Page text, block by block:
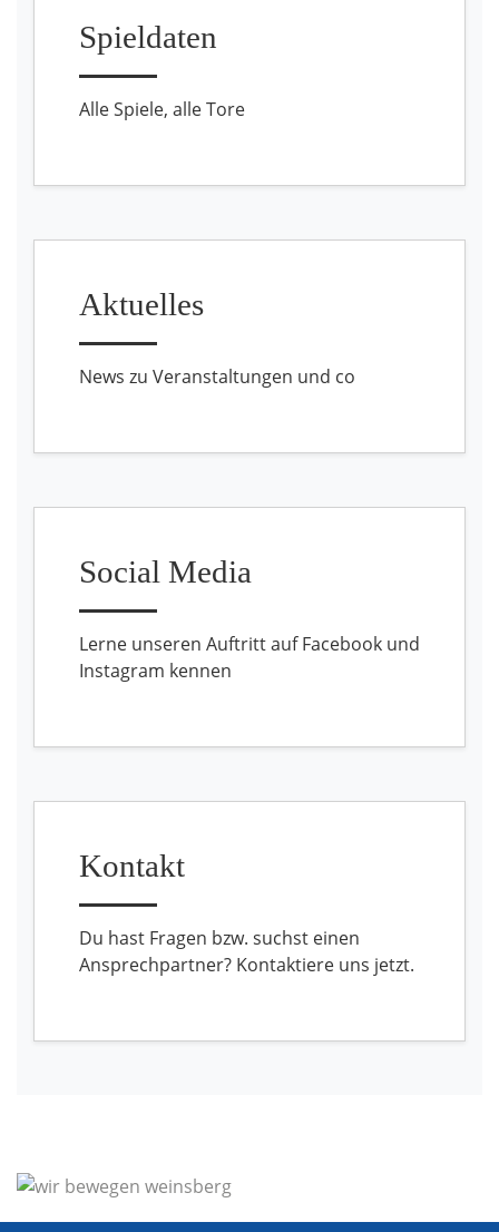
Spieldaten
Alle Spiele, alle Tore
Aktuelles
News zu Veranstaltungen und co
Social Media
Lerne unseren Auftritt auf Facebook und
Instagram kennen
Kontakt
Du hast Fragen bzw. suchst einen
Ansprechpartner? Kontaktiere uns jetzt.